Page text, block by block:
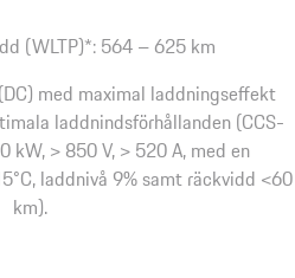
(WLTP)*: 564 – 625 km
med maximal laddningseffekt
laddnindsförhållanden (CCS-
kW, > 850 V, > 520 A, med en
laddnivå 9% samt räckvidd <60
km).